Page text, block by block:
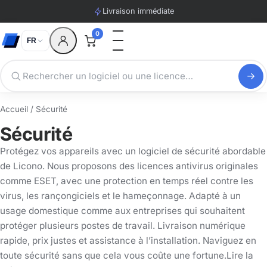
Livraison immédiate
FR
0
Accueil / Sécurité
Sécurité
Protégez vos appareils avec un logiciel de sécurité abordable
de Licono. Nous proposons des licences antivirus originales
comme ESET, avec une protection en temps réel contre les
virus, les rançongiciels et le hameçonnage. Adapté à un
usage domestique comme aux entreprises qui souhaitent
protéger plusieurs postes de travail. Livraison numérique
rapide, prix justes et assistance à l’installation. Naviguez en
toute sécurité sans que cela vous coûte une fortune.Lire la